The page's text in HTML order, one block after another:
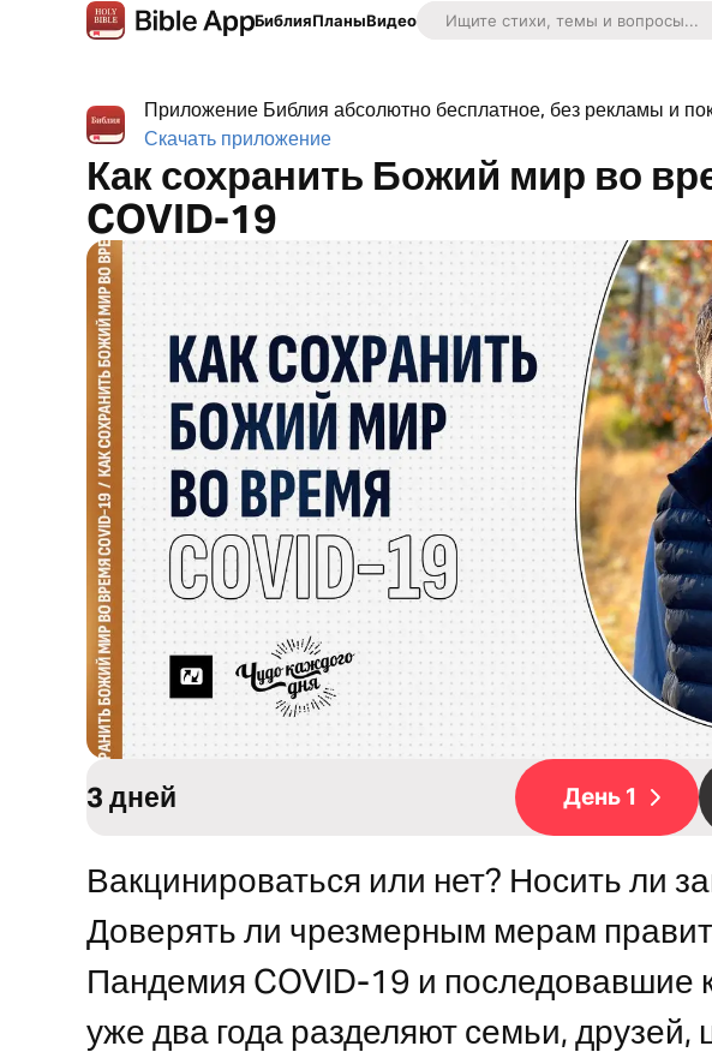
БиблияПланыВидео
Приложение Библия абсолютно бесплатное, без рекламы и
Скачать приложение
Как сохранить Божий мир во
COVID-19
3 дней День 1
Вакцинироваться или нет? Носить ли
Доверять ли чрезмерным мерам
Пандемия COVID-19 и последовавшие
уже два года разделяют семьи, друзей,